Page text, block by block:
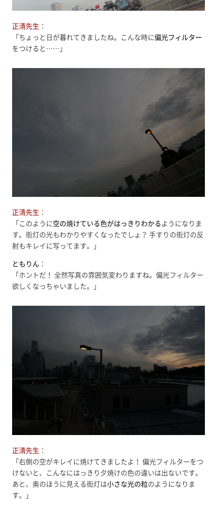
正清先生 ：
「ちょっと日が暮れてきましたね。こんな時に偏光フィルター
をつけると……」
正清先生 ：
「このように 空の焼けている色がはっきりわかる ようになりま
す。街灯の光もわかりやすくなったでしょ？ 手すりの街灯の反
射もキレイに写ってます。」
ともりん ：
「ホントだ！ 全然写真の雰囲気変わりますね。偏光フィルター
欲しくなっちゃいました。」
正清先生 ：
「右側の空がキレイに焼けてきましたよ！ 偏光フィルターをつ
けないと、こんなにはっきり夕焼けの色の違いは出ないです。
あと、奥のほうに見える街灯は小さな光の粒のようになりま
す。」